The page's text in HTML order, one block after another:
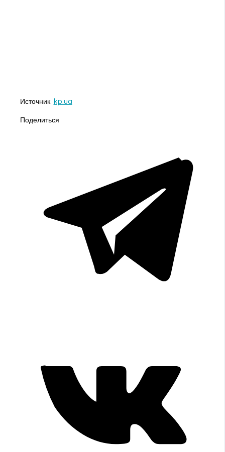
Источник: kp.ua
Поделиться